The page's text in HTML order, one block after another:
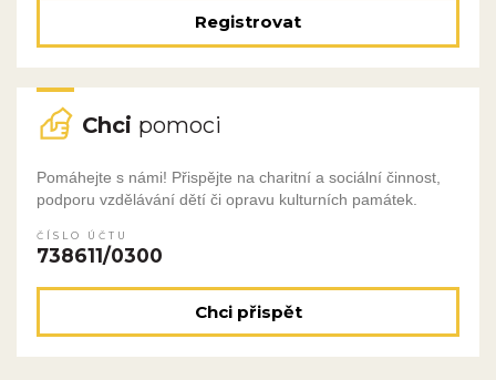
Registrovat
Chci pomoci
Pomáhejte s námi! Přispějte na charitní a sociální činnost,
podporu vzdělávání dětí či opravu kulturních památek.
ČÍSLO ÚČTU
738611/0300
Chci přispět